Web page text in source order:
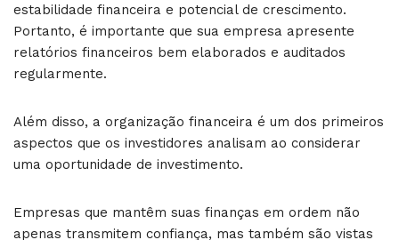
estabilidade financeira e potencial de crescimento.
Portanto, é importante que sua empresa apresente
relatórios financeiros bem elaborados e auditados
regularmente.
Além disso, a organização financeira é um dos primeiros
aspectos que os investidores analisam ao considerar
uma oportunidade de investimento.
Empresas que mantêm suas finanças em ordem não
apenas transmitem confiança, mas também são vistas